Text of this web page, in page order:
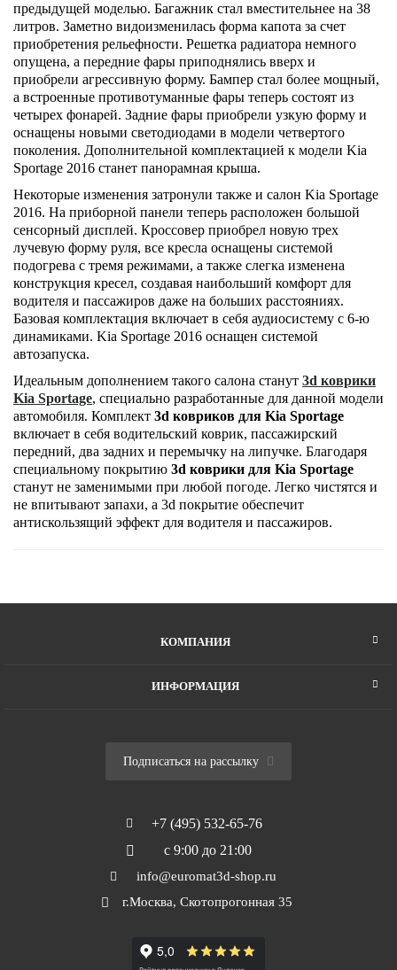
предыдущей моделью. Багажник стал вместительнее на 38
литров. Заметно видоизменилась форма капота за счет
приобретения рельефности. Решетка радиатора немного
опущена, а передние фары приподнялись вверх и
приобрели агрессивную форму. Бампер стал более мощный,
а встроенные противотуманные фары теперь состоят из
четырех фонарей. Задние фары приобрели узкую форму и
оснащены новыми светодиодами в модели четвертого
поколения. Дополнительной комплектацией к модели Kia
Sportage 2016 станет панорамная крыша.
Некоторые изменения затронули также и салон Kia Sportage
2016. На приборной панели теперь расположен большой
сенсорный дисплей. Кроссовер приобрел новую трех
лучевую форму руля, все кресла оснащены системой
подогрева с тремя режимами, а также слегка изменена
конструкция кресел, создавая наибольший комфорт для
водителя и пассажиров даже на больших расстояниях.
Базовая комплектация включает в себя аудиосистему с 6-ю
динамиками. Kia Sportage 2016 оснащен системой
автозапуска.
Идеальным дополнением такого салона станут 3d коврики
Kia Sportage, специально разработанные для данной модели
автомобиля. Комплект 3d ковриков для Kia Sportage
включает в себя водительский коврик, пассажирский
передний, два задних и перемычку на липучке. Благодаря
специальному покрытию 3d коврики для Kia Sportage
станут не заменимыми при любой погоде. Легко чистятся и
не впитывают запахи, а 3d покрытие обеспечит
антискользящий эффект для водителя и пассажиров.
КОМПАНИЯ
ИНФОРМАЦИЯ
Подписаться на рассылку
+7 (495) 532-65-76
с 9:00 до 21:00
info@euromat3d-shop.ru
г.Москва, Скотопрогонная 35